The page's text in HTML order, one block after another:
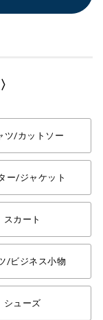
ツ/カットソー
ー/ジャケット
スカート
/ビジネス小物
シューズ